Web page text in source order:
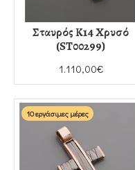
Σταυρός Κ14 Χρυσό
(ST00299)
1.110,00€
10 εργάσιμες μέρες